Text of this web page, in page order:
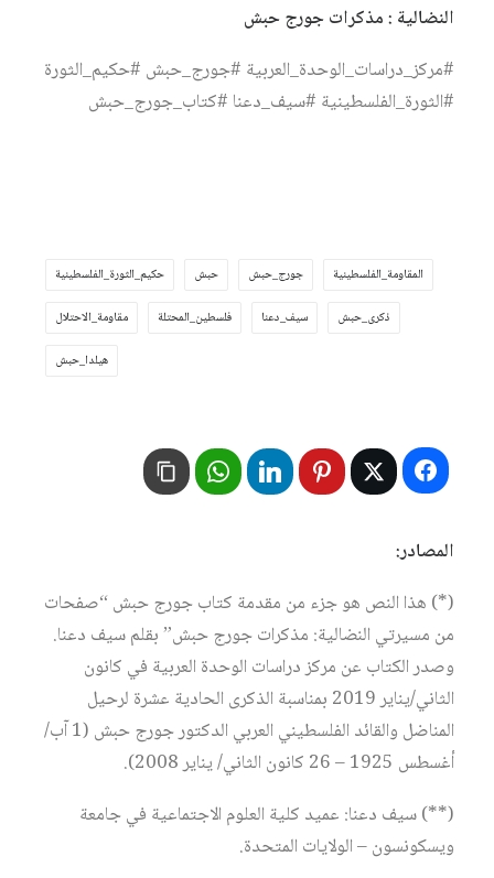
النضالية : مذكرات جورج حبش
#مركز_دراسات_الوحدة_العربية #جورج_حبش #حكيم_الثورة
#الثورة_الفلسطينية #سيف_دعنا #كتاب_جورج_حبش
المقاومة_الفلسطينية جورج_حبش حبش حكيم_الثورة_الفلسطينية
ذكرى_حبش سيف_دعنا فلسطين_المحتلة مقاومة_الاحتلال
هيلدا_حبش
المصادر:
(*) هذا النص هو جزء من مقدمة كتاب جورج حبش “صفحات
من مسيرتي النضالية: مذكرات جورج حبش” بقلم سيف دعنا.
وصدر الكتاب عن مركز دراسات الوحدة العربية في كانون
الثاني/يناير 2019 بمناسبة الذكرى الحادية عشرة لرحيل
المناضل والقائد الفلسطيني العربي الدكتور جورج حبش (1 آب/
أغسطس 1925 – 26 كانون الثاني/ يناير 2008).
(**) سيف دعنا: عميد كلية العلوم الاجتماعية في جامعة
ويسكونسون – الولايات المتحدة.